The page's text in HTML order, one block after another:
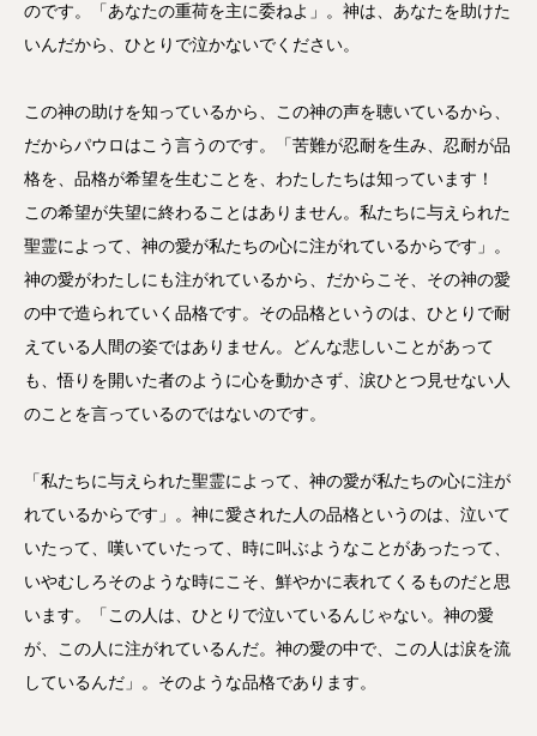
のです。「あなたの重荷を主に委ねよ」。神は、あなたを助けた
いんだから、ひとりで泣かないでください。
この神の助けを知っているから、この神の声を聴いているから、
だからパウロはこう言うのです。「苦難が忍耐を生み、忍耐が品
格を、品格が希望を生むことを、わたしたちは知っています！
この希望が失望に終わることはありません。私たちに与えられた
聖霊によって、神の愛が私たちの心に注がれているからです」。
神の愛がわたしにも注がれているから、だからこそ、その神の愛
の中で造られていく品格です。その品格というのは、ひとりで耐
えている人間の姿ではありません。どんな悲しいことがあって
も、悟りを開いた者のように心を動かさず、涙ひとつ見せない人
のことを言っているのではないのです。
「私たちに与えられた聖霊によって、神の愛が私たちの心に注が
れているからです」。神に愛された人の品格というのは、泣いて
いたって、嘆いていたって、時に叫ぶようなことがあったって、
いやむしろそのような時にこそ、鮮やかに表れてくるものだと思
います。「この人は、ひとりで泣いているんじゃない。神の愛
が、この人に注がれているんだ。神の愛の中で、この人は涙を流
しているんだ」。そのような品格であります。